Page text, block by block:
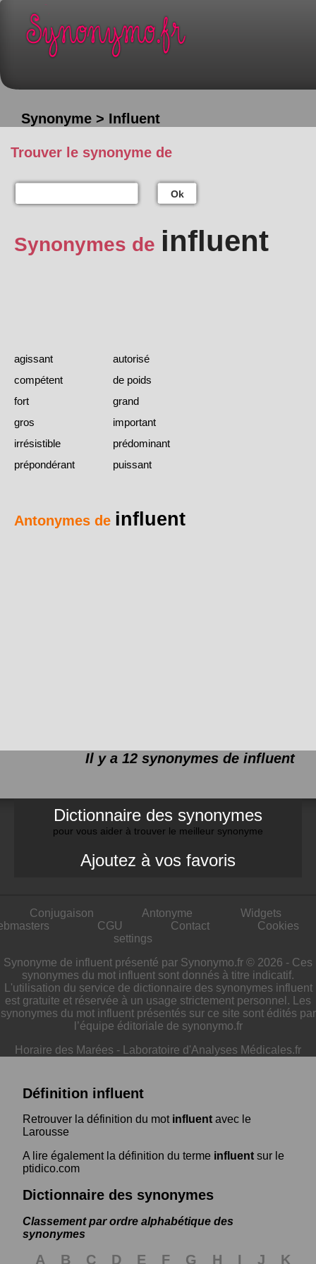
Synonyme > Influent
Trouver le synonyme de
Ok
Synonymes de influent
agissant
autorisé
compétent
de poids
fort
grand
gros
important
irrésistible
prédominant
prépondérant
puissant
Antonymes de influent
Il y a 12 synonymes de influent
Dictionnaire des synonymes
pour vous aider à trouver le meilleur synonyme
Ajoutez à vos favoris
Conjugaison Antonyme
Widgets
CGU Contact
Cookies
settings
Synonyme de influent présenté par Synonymo.fr © 2026 - Ces
synonymes du mot influent sont donnés à titre indicatif.
L'utilisation du service de dictionnaire des synonymes influent
est gratuite et réservée à un usage strictement personnel. Les
synonymes du mot influent présentés sur ce site sont édités par
l’équipe éditoriale de synonymo.fr
Horaire des Marées - Laboratoire d'Analyses Médicales.fr
Définition influent
Retrouver la définition du mot influent avec le
Larousse
A lire également la définition du terme influent sur le
ptidico.com
Dictionnaire des synonymes
Classement par ordre alphabétique des
synonymes
A B C D E F G H I J K